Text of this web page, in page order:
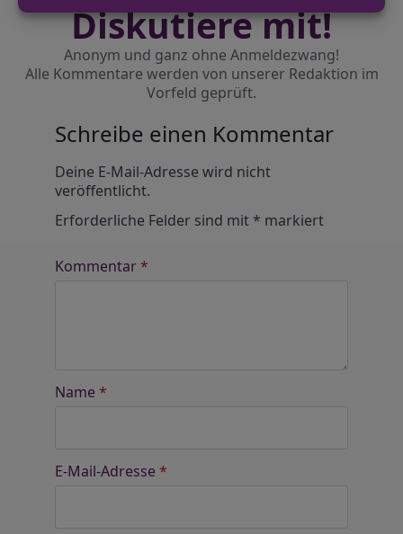
Diskutiere mit!
Anonym und ganz ohne Anmeldezwang!
Alle Kommentare werden von unserer Redaktion im
Vorfeld geprüft.
Schreibe einen Kommentar
Deine E-Mail-Adresse wird nicht
veröffentlicht.
Erforderliche Felder sind mit * markiert
Kommentar*
Name *
E-Mail-Adresse *